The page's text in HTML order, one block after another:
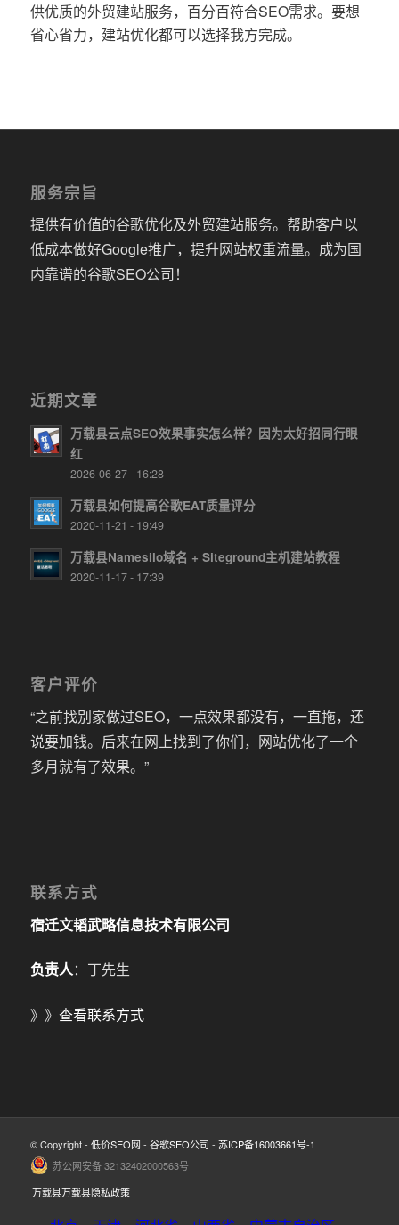
供优质的外贸建站服务，百分百符合SEO需求。要想
省心省力，建站优化都可以选择我方完成。
服务宗旨
提供有价值的谷歌优化及外贸建站服务。帮助客户以
低成本做好Google推广，提升网站权重流量。成为国
内靠谱的谷歌SEO公司！
近期文章
万载县云点SEO效果事实怎么样？因为太好招同行眼
红
2026-06-27 - 16:28
万载县如何提高谷歌EAT质量评分
2020-11-21 - 19:49
万载县Namesilo域名 + Siteground主机建站教程
2020-11-17 - 17:39
客户评价
“之前找别家做过SEO，一点效果都没有，一直拖，还
说要加钱。后来在网上找到了你们，网站优化了一个
多月就有了效果。”
联系方式
宿迁文韬武略信息技术有限公司
负责人：丁先生
》》 查看联系方式
© Copyright - 低价SEO网 - 谷歌SEO公司 - 苏ICP备16003661号-1
苏公网安备 32132402000563号
万载县万载县隐私政策